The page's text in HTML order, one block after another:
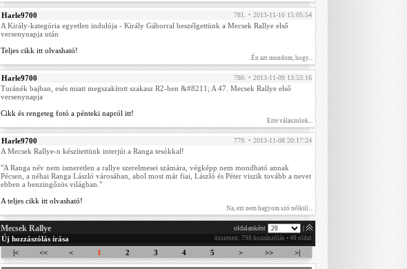
Harle9700 781. • 2013-11-10 15:05:54
A Király-kategória egyetlen indulója - Király Gáborral beszélgettünk a Mecsek Rallye első
versenynapja után
Teljes cikk itt olvasható!
Én azt mondom, hogy...
Harle9700 780. • 2013-11-09 13:53:16
Turánék bajban, esés miatt megszakított szakasz R2-ben &#8211; A 47. Mecsek Rallye első
versenynapja
Cikk és rengeteg fotó a pénteki napról itt!
Erre válaszolok...
Harle9700 779. • 2013-11-08 20:17:24
A Mecsek Rallye-n készítettünk interjút a Ranga tesókkal!
"A Ranga név nem ismeretlen a rallye szerelmesei számára, végképp nem mondható annak
Pécsen, a néhai Ranga László városában, ahol most már fiai, László és Péter viszik tovább a nevet
ebben a benzingőzös világban."
A teljes cikk itt olvasható!
Na, ezt nem hagyom szó nélkül...
Mecsek Rallye oldalanként |
Új hozzászólás írása összesen: 798 hozzászólás • 40 oldal
|< << < 1 2 3 4 5 > >> >|